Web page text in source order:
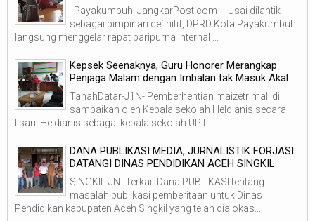
Payakumbuh, JangkarPost.com ---Usai dilantik
sebagai pimpinan definitif, DPRD Kota Payakumbuh
langsung menggelar rapat paripurna internal ...
Kepsek Seenaknya, Guru Honorer Merangkap
Penjaga Malam dengan Imbalan tak Masuk Akal
TanahDatar-J1N- Pemberhentian maizetrimal di
sampaikan oleh Kepala sekolah Heldianis secara
lisan. Heldianis sebagai kepala sekolah UPT ...
DANA PUBLIKASI MEDIA, JURNALISTIK FORJASI
DATANGI DINAS PENDIDIKAN ACEH SINGKIL
SINGKIL-JN- Terkait Dana PUBLIKASI tentang
masalah publikasi pemberitaan untuk Dinas
Pendidikan kabupaten Aceh Singkil yang telah dialokas...